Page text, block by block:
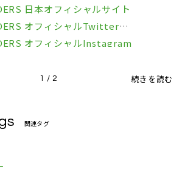
日本オフィシャルサイト
オフィシャルTwitter
オフィシャルInstagram
1 / 2 続きを読む
関連タグ